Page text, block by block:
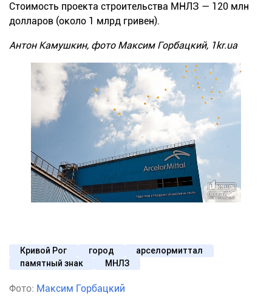
Стоимость проекта строительства МНЛЗ — 120 млн
долларов (около 1 млрд гривен).
Антон Камушкин, фото Максим Горбацкий, 1kr.ua
Кривой Рог город
арселормиттал
памятный знак
МНЛЗ
Фото: Максим Горбацкий